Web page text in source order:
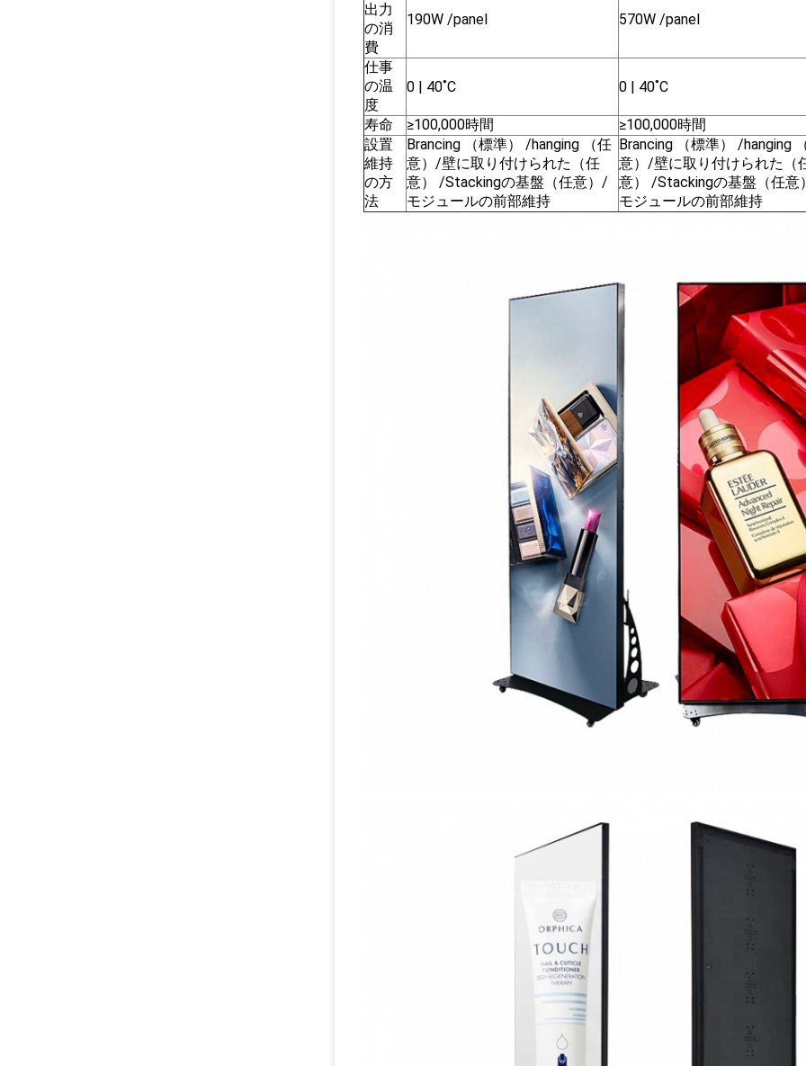
出力
の消
費
190W /panel 570W /panel
仕事
の温
度
0 | 40˚C 0 | 40˚C
寿命 ≥100,000時間
≥100,000時間
設置
維持
の方
法
Brancing （標準） /hanging （任
意）/壁に取り付けられた（任
意） /Stackingの基盤（任意）/
モジュールの前部維持
Brancing （標準） /hanging
意）/壁に取り付けられた（
意） /Stackingの基盤（任意
モジュールの前部維持